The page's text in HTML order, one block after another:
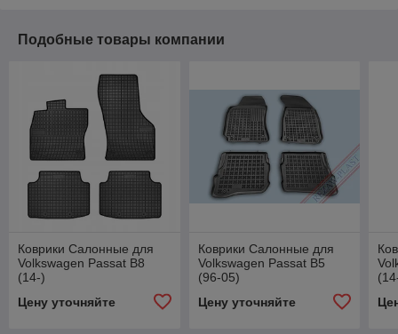
Подобные товары компании
Коврики Салонные для
Volkswagen Passat B8
(14-)
Цену уточняйте
Коврики Салонные для
Volkswagen Passat B5
(96-05)
Цену уточняйте